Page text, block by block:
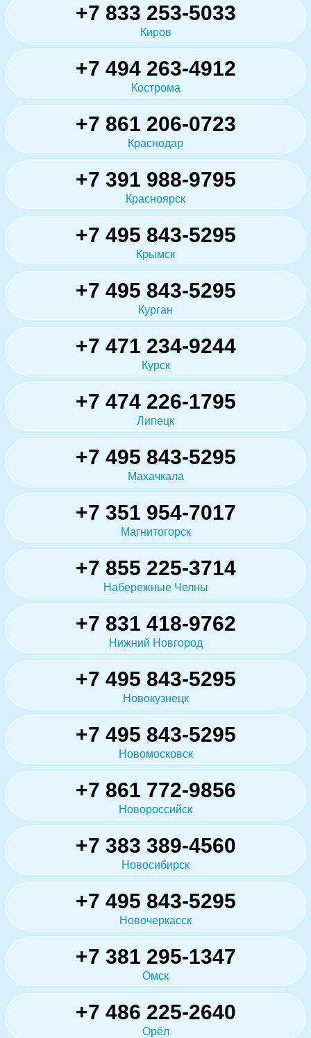
+7 833 253-5033
Киров
+7 494 263-4912
Кострома
+7 861 206-0723
Краснодар
+7 391 988-9795
Красноярск
+7 495 843-5295
Крымск
+7 495 843-5295
Курган
+7 471 234-9244
Курск
+7 474 226-1795
Липецк
+7 495 843-5295
Махачкала
+7 351 954-7017
Магнитогорск
+7 855 225-3714
Набережные Челны
+7 831 418-9762
Нижний Новгород
+7 495 843-5295
Новокузнецк
+7 495 843-5295
Новомосковск
+7 861 772-9856
Новороссийск
+7 383 389-4560
Новосибирск
+7 495 843-5295
Новочеркасск
+7 381 295-1347
Омск
+7 486 225-2640
Орёл